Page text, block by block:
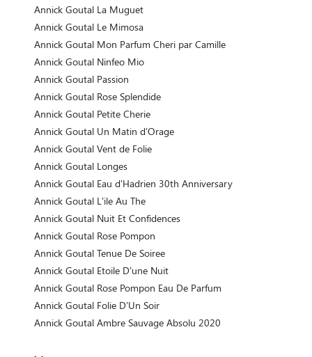
Annick Goutal La Muguet
Annick Goutal Le Mimosa
Annick Goutal Mon Parfum Cheri par Camille
Annick Goutal Ninfeo Mio
Annick Goutal Passion
Annick Goutal Rose Splendide
Annick Goutal Petite Cherie
Annick Goutal Un Matin d'Orage
Annick Goutal Vent de Folie
Annick Goutal Longes
Annick Goutal Eau d'Hadrien 30th Anniversary
Annick Goutal L'ile Au The
Annick Goutal Nuit Et Confidences
Annick Goutal Rose Pompon
Annick Goutal Tenue De Soiree
Annick Goutal Etoile D'une Nuit
Annick Goutal Rose Pompon Eau De Parfum
Annick Goutal Folie D’Un Soir
Annick Goutal Ambre Sauvage Absolu 2020